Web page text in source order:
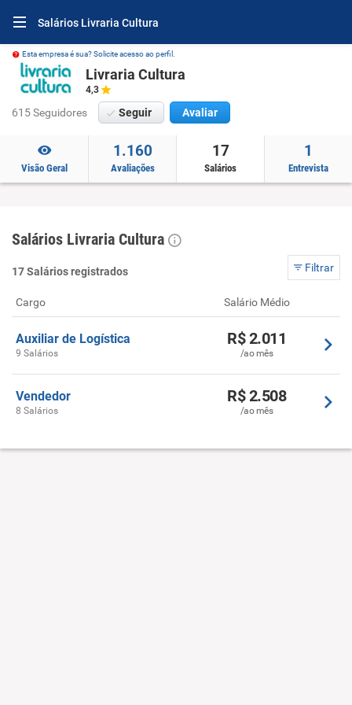
Salários Livraria Cultura
Esta empresa é sua? Solicite acesso ao perfil.
Livraria Cultura
4,3
615 Seguidores Seguir Avaliar
Visão Geral
1.160
Avaliações
17
Salários
1
Entrevista
Salários Livraria Cultura
17 Salários registrados Filtrar
Cargo Salário Médio
Auxiliar de Logística
9 Salários
R$ 2.011
/ao mês
Vendedor
8 Salários
R$ 2.508
/ao mês